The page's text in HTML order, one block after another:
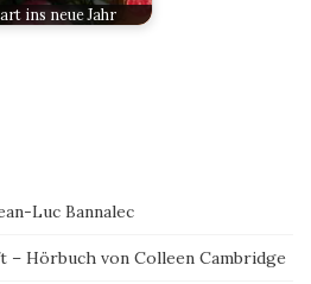
ins neue Jahr
Luc Bannalec
Hörbuch von Colleen Cambridge